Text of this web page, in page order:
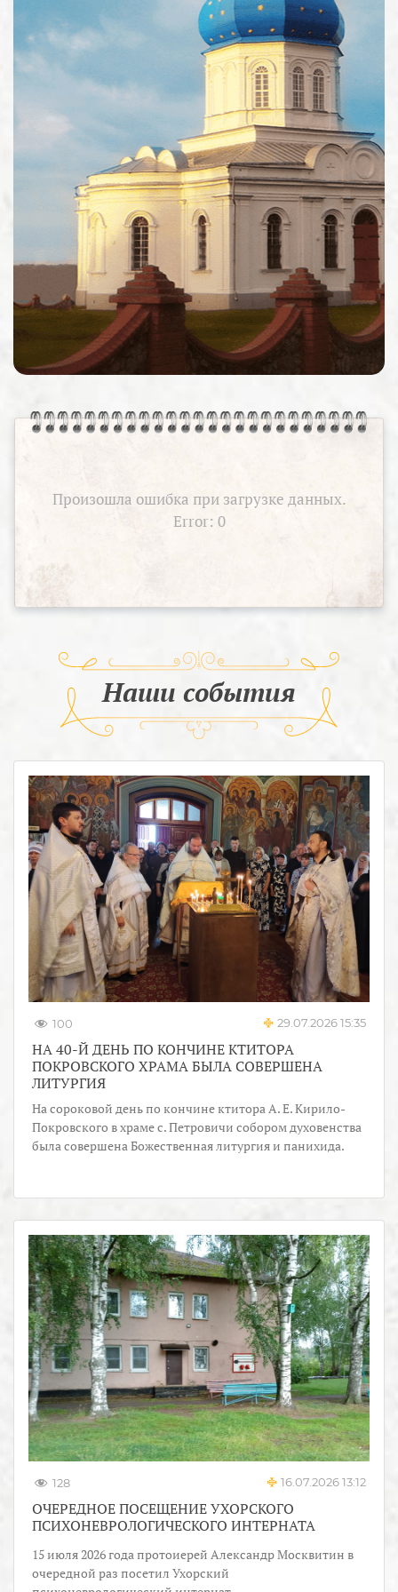
Произошла ошибка при загрузке данных.
Error: 0
Наши события
100 29.07.2026 15:35
НА 40-Й ДЕНЬ ПО КОНЧИНЕ КТИТОРА
ПОКРОВСКОГО ХРАМА БЫЛА СОВЕРШЕНА
ЛИТУРГИЯ
На сороковой день по кончине ктитора А. Е. Кирило-
Покровского в храме с. Петровичи собором духовенства
была совершена Божественная литургия и панихида.
128 16.07.2026 13:12
ОЧЕРЕДНОЕ ПОСЕЩЕНИЕ УХОРСКОГО
ПСИХОНЕВРОЛОГИЧЕСКОГО ИНТЕРНАТА
15 июля 2026 года протоиерей Александр Москвитин в
очередной раз посетил Ухорский